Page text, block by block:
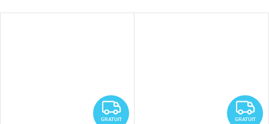
GRATUIT
GRATUIT GRATUIT